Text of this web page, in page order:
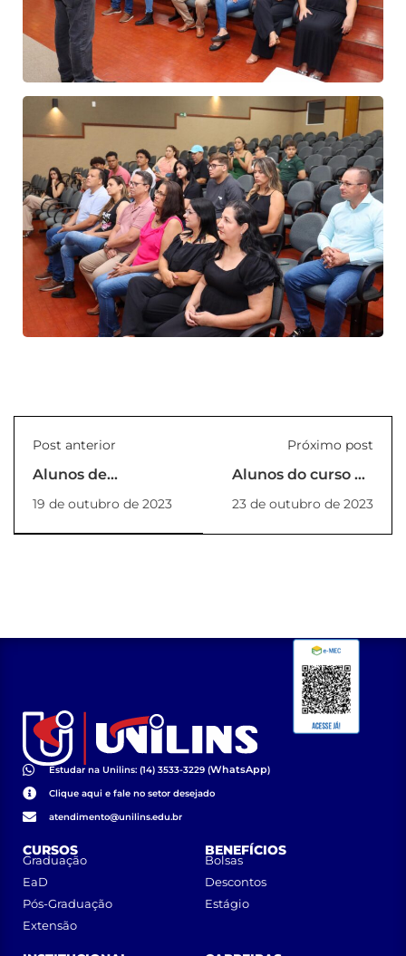
Post anterior
Alunos de
auxiliaram na
Campanha Nacional
19 de outubro de 2023
Próximo post
Alunos do curso de
realizam ações em
alusão ao Outubro
23 de outubro de 2023
Estudar na Unilins: (14) 3533-3229 (WhatsApp)
Clique aqui e fale no setor desejado
atendimento@unilins.edu.br
CURSOS
Graduação
EaD
Pós-Graduação
Extensão
BENEFÍCIOS
Bolsas
Descontos
Estágio